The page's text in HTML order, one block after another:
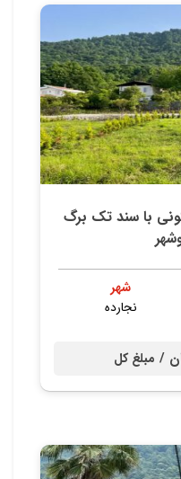
مسكوني با سند تك برگ
شهر
نجارده
مبلغ کل